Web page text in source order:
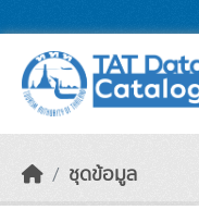
ชุดข้อมูล